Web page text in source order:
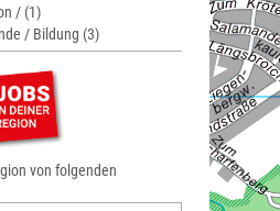
/ (1)
/ Bildung (3)
von folgenden